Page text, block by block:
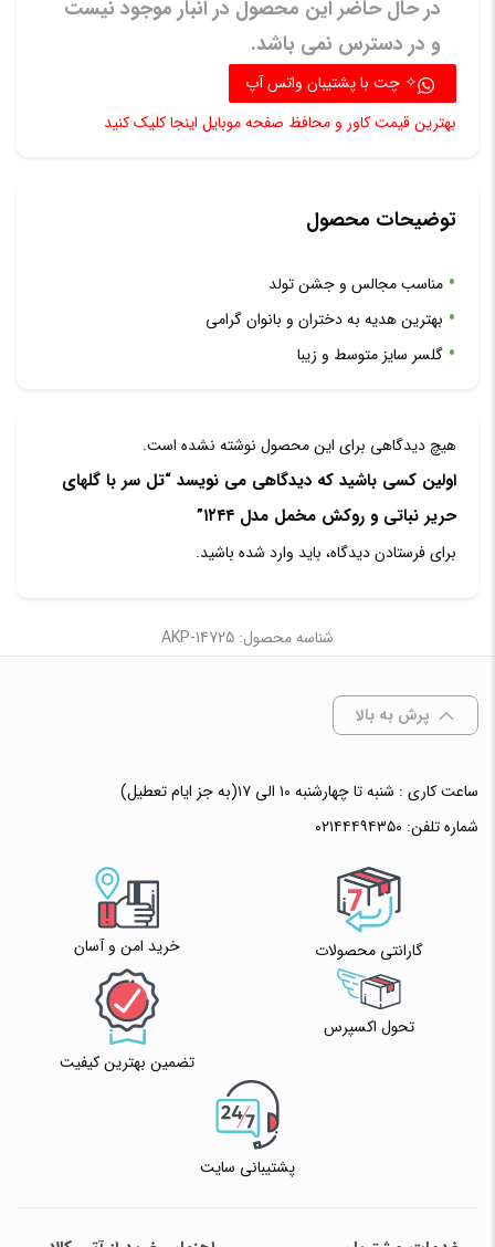
در حال حاضر این محصول در انبار موجود نیست
و در دسترس نمی باشد.
✧ چت با پشتیبان واتس آپ
بهترین قیمت کاور و محافظ صفحه موبایل اینجا کلیک کنید
توضیحات محصول
مناسب مجالس و جشن تولد
بهترین هدیه به دختران و بانوان گرامی
گلسر سایز متوسط و زیبا
هیچ دیدگاهی برای این محصول نوشته نشده است.
اولین کسی باشید که دیدگاهی می نویسد “تل سر با گلهای
حریر نباتی و روکش مخمل مدل ۱۲۴۴”
برای فرستادن دیدگاه، باید وارد شده باشید.
شناسه محصول: AKP-14725
پرش به بالا
ساعت کاری : شنبه تا چهارشنبه ۱۰ الی ۱۷(به جز ایام تعطیل)
شماره تلفن: ۰۲۱۴۴۴۹۴۳۵۰
گارانتی محصولات خرید امن و آسان
تحول اکسپرس
تضمین بهترین کیفیت
پشتیبانی سایت